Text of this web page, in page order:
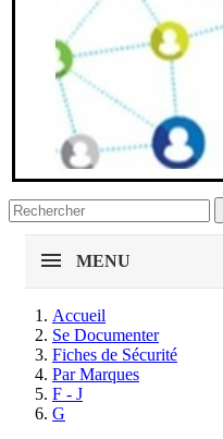
MENU
Accueil
Se Documenter
Fiches de Sécurité
Par Marques
F - J
G